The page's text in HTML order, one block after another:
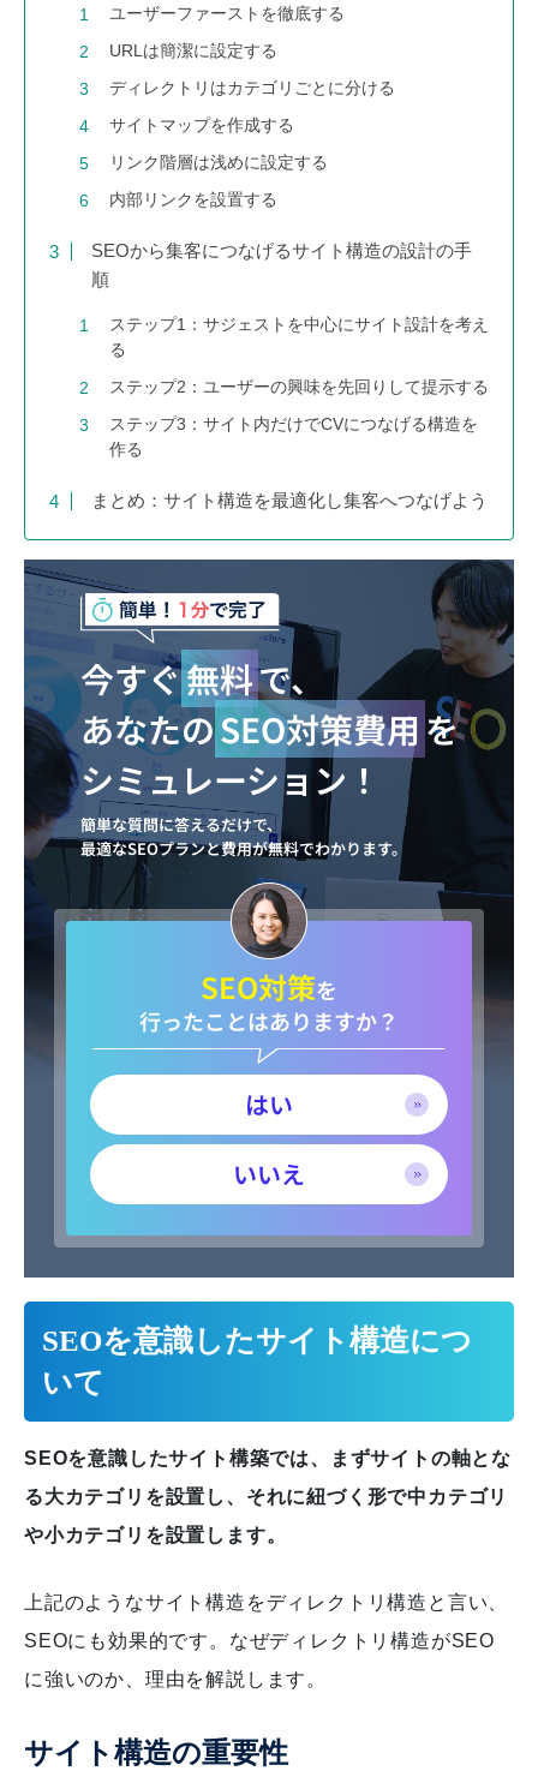
ユーザーファーストを徹底する
URLは簡潔に設定する
ディレクトリはカテゴリごとに分ける
サイトマップを作成する
リンク階層は浅めに設定する
内部リンクを設置する
SEOから集客につなげるサイト構造の設計の手
順
ステップ1：サジェストを中心にサイト設計を考え
る
ステップ2：ユーザーの興味を先回りして提示する
ステップ3：サイト内だけでCVにつなげる構造を
作る
まとめ：サイト構造を最適化し集客へつなげよう
今すぐ無料で、
あなたのSEO対策費用 を
シミュレーション！
簡単な質問に答えるだけで、
最適なSEOプランと費用が無料でわかります。
SEO対策を
行ったことはありますか？
はい
いいえ
SEOを意識したサイト構造につ
いて
SEOを意識したサイト構築では、まずサイトの軸とな
る大カテゴリを設置し、それに紐づく形で中カテゴリ
や小カテゴリを設置します。
上記のようなサイト構造をディレクトリ構造と言い、
SEOにも効果的です。なぜディレクトリ構造がSEO
に強いのか、理由を解説します。
サイト構造の重要性